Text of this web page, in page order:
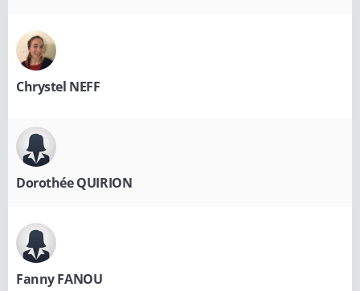
Chrystel NEFF
Dorothée QUIRION
Fanny FANOU